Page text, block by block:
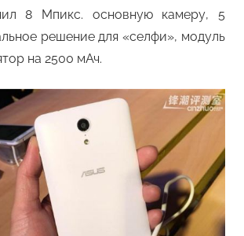
8 Мпикс. основную камеру, 5
решение для «селфи», модуль
на 2500 мАч.